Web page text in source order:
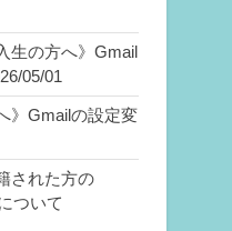
生の方へ》Gmail
05/01
》Gmailの設定変
された方の
ついて